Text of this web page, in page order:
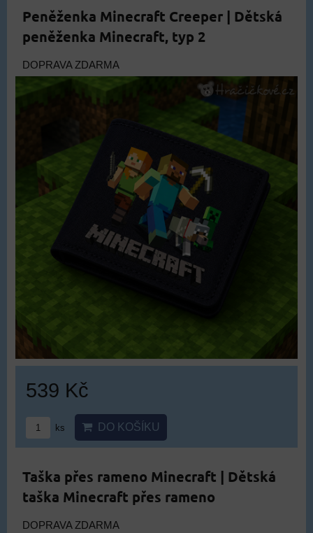
Peněženka Minecraft Creeper | Dětská
peněženka Minecraft, typ 2
DOPRAVA ZDARMA
539 Kč
ks DO KOŠÍKU
Taška přes rameno Minecraft | Dětská
taška Minecraft přes rameno
DOPRAVA ZDARMA